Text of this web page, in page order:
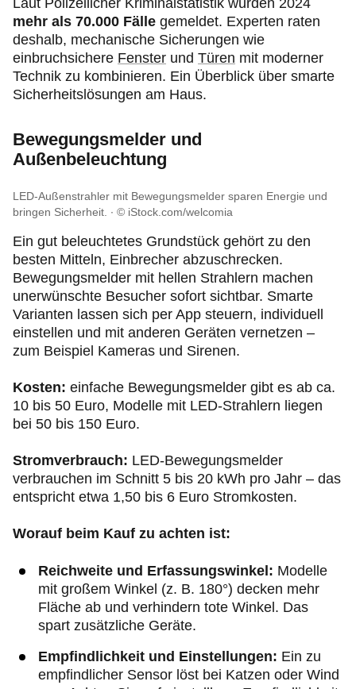
Laut Polizeilicher Kriminalstatistik wurden 2024
mehr als 70.000 Fälle gemeldet. Experten raten
deshalb, mechanische Sicherungen wie
einbruchsichere Fenster und Türen mit moderner
Technik zu kombinieren. Ein Überblick über smarte
Sicherheitslösungen am Haus.
Bewegungsmelder und
Außenbeleuchtung
LED-Außenstrahler mit Bewegungsmelder sparen Energie und
bringen Sicherheit.
© iStock.com/welcomia
Ein gut beleuchtetes Grundstück gehört zu den
besten Mitteln, Einbrecher abzuschrecken.
Bewegungsmelder mit hellen Strahlern machen
unerwünschte Besucher sofort sichtbar. Smarte
Varianten lassen sich per App steuern, individuell
einstellen und mit anderen Geräten vernetzen –
zum Beispiel Kameras und Sirenen.
Kosten: einfache Bewegungsmelder gibt es ab ca.
10 bis 50 Euro, Modelle mit LED-Strahlern liegen
bei 50 bis 150 Euro.
Stromverbrauch: LED-Bewegungsmelder
verbrauchen im Schnitt 5 bis 20 kWh pro Jahr – das
entspricht etwa 1,50 bis 6 Euro Stromkosten.
Worauf beim Kauf zu achten ist:
Reichweite und Erfassungswinkel: Modelle
mit großem Winkel (z. B. 180°) decken mehr
Fläche ab und verhindern tote Winkel. Das
spart zusätzliche Geräte.
Empfindlichkeit und Einstellungen: Ein zu
empfindlicher Sensor löst bei Katzen oder Wind